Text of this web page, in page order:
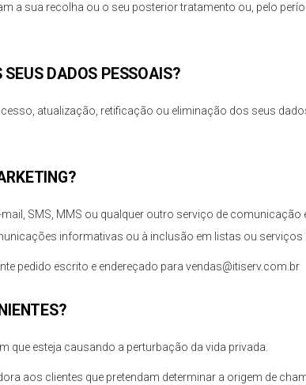
a sua recolha ou o seu posterior tratamento ou, pelo
DADOS PESSOAIS?
atualização, retificação ou eliminação dos seus
SMS, MMS ou qualquer outro serviço de comunicação
informativas ou à inclusão em listas ou serviços
pedido escrito e endereçado para vendas@itiserv.com.br
que esteja causando a perturbação da vida privada.
aos clientes que pretendam determinar a origem de